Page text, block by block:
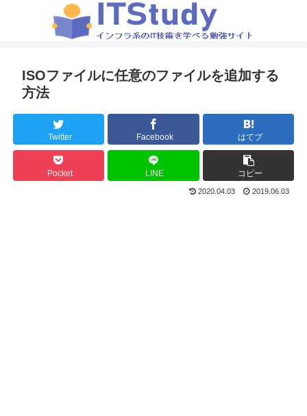
ISOファイルに任意のファイルを追加する
方法
Twitter Facebook はてブ
Pocket LINE コピー
2020.04.03 2019.06.03